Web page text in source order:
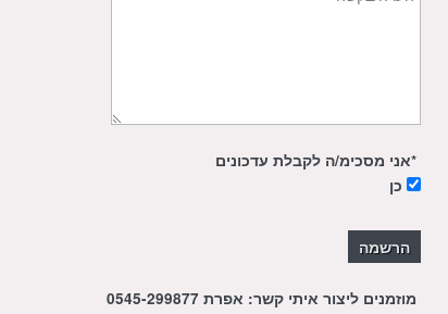
*אני מסכימ/ה לקבלת עדכונים
כן
מוזמנים ליצור איתי קשר: אפרת 0545-299877